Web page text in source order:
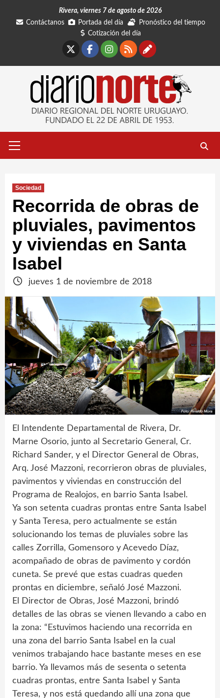
Rivera, viernes 7 de agosto de 2026
Contáctanos
Portada del día
Pronóstico del tiempo
Cotización del día
Facebook
Instagram
RSSContáctanos
primario
Sociedad
Recorrida de obras de
pluviales, pavimentos
y viviendas en Santa
Isabel
jueves 1 de noviembre de 2018
El Intendente Departamental de Rivera, Dr.
Marne Osorio, junto al Secretario General, Cr.
Richard Sander, y el Director General de Obras,
Arq. José Mazzoni, recorrieron obras de pluviales,
pavimentos y viviendas en construcción del
Programa de Realojos, en barrio Santa Isabel.
Ya son setenta cuadras prontas entre Santa Isabel
y Santa Teresa, pero actualmente se están
solucionando los temas de pluviales sobre las
calles Zorrilla, Gomensoro y Acevedo Díaz,
acompañado de obras de pavimento y cordón
cuneta. Se prevé que estas cuadras queden
prontas en diciembre, señaló José Mazzoni.
El Director de Obras, José Mazzoni, brindó
detalles de las obras se vienen llevando a cabo en
la zona: “Estuvimos haciendo una recorrida en
una zona del barrio Santa Isabel en la cual
venimos trabajando hace bastante meses en ese
barrio. Ya llevamos más de sesenta o setenta
cuadras prontas, entre Santa Isabel y Santa
Teresa, y nos está quedando allí una zona que